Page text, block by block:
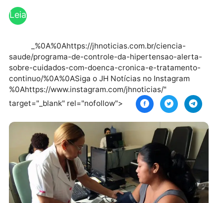
Por
quinta-feira, 31/01/2019 às 08:27
mai
s
_%0A%0Ahttps://jhnoticias.com.br/ciencia-
saude/programa-de-controle-da-hipertensao-
sobre-cuidados-com-doenca-cronica-e-
%0Ahttps://www.instagram.com/jhnoticias/"
target="_blank" rel="nofollow">